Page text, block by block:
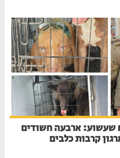
שעשוע: ארבעה חשודים
קרבות כלבים